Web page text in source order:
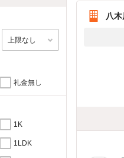
礼金無し
1K
1LDK
八